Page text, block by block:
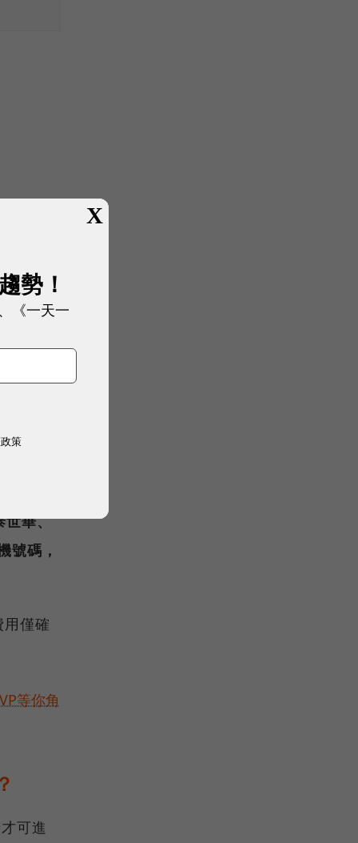
冊卡
世華、
號碼，
僅確
等你角
可進
X
勢！
《一天一
策